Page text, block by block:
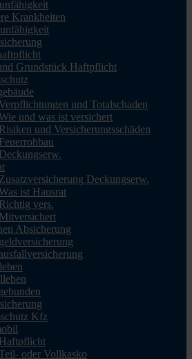
Krankheiten
Grundstück Haftpflicht
und Totalschaden
und was ist versichert
Risiken und Versicherungsschäden
Feuerrohbau
Deckungserw.
Zusatzversicherung Deckungserw.
ist Hausrat
Richtig vers.
Mitversichert
Absicherung
Kfz
Haftpflicht
oder Vollkasko